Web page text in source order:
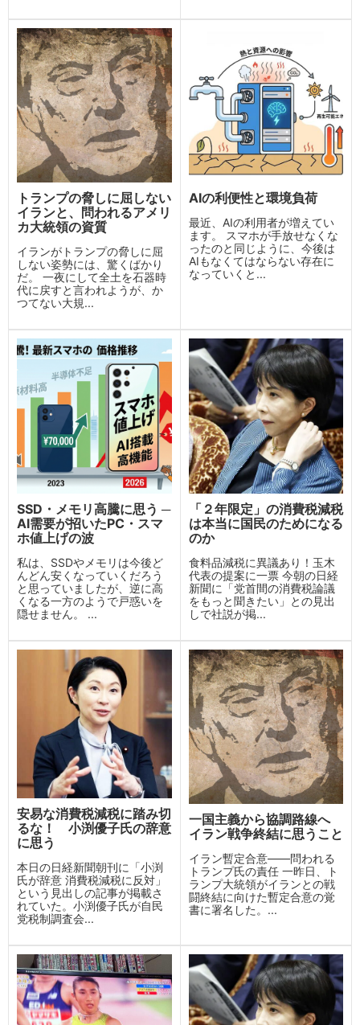
トランプの脅しに屈しない
イランと、問われるアメリ
カ大統領の資質
イランがトランプの脅しに屈
しない姿勢には、驚くばかり
だ。 一夜にして全土を石器時
代に戻すと言われようが、か
つてない大規...
AIの利便性と環境負荷
最近、AIの利用者が増えてい
ます。 スマホが手放せなくな
ったのと同じように、今後は
AIもなくてはならない存在に
なっていくと...
SSD・メモリ高騰に思う ─
AI需要が招いたPC・スマ
ホ値上げの波
私は、SSDやメモリは今後ど
んどん安くなっていくだろう
と思っていましたが、逆に高
くなる一方のようで戸惑いを
隠せません。 ...
「２年限定」の消費税減税
は本当に国民のためになる
のか
食料品減税に異議あり！玉木
代表の提案に一票 今朝の日経
新聞に「党首間の消費税論議
をもっと聞きたい」との見出
しで社説が掲...
安易な消費税減税に踏み切
るな！ 小渕優子氏の辞意
に思う
本日の日経新聞朝刊に「小渕
氏が辞意 消費税減税に反対」
という見出しの記事が掲載さ
れていた。小渕優子氏が自民
党税制調査会...
一国主義から協調路線へ
イラン戦争終結に思うこと
イラン暫定合意——問われる
トランプ氏の責任 一昨日、ト
ランプ大統領がイランとの戦
闘終結に向けた暫定合意の覚
書に署名した。...